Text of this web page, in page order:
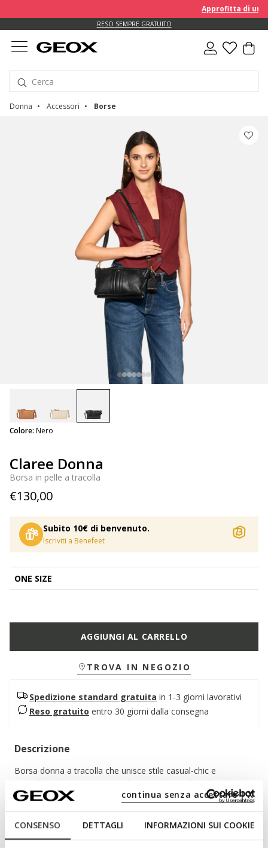
CONSENSO DETTAGLI INFORMAZIONI SUI COOKIE
continua senza accettare | X
Approfitta di un
RESO SEMPRE GRATUITO
Donna Accessori Borse
Claree Donna
Borsa in pelle a tracolla
€130,00
Subito 10€ di benvenuto.
Iscriviti a Benefeet
Colore: Nero
ONE SIZE
AGGIUNGI AL CARRELLO
TROVA IN NEGOZIO
Spedizione standard gratuita in 1-3 giorni lavorativi
Reso gratuito entro 30 giorni dalla consegna
Descrizione
Borsa donna a tracolla che unisce stile casual-chic e
attitudine dinamica. Funzionale e quotidiana, è realizzata in
pelle bottalata ed è qui declinata in un'essenziale variante
nera. Dotata di tre scomparti e diverse tasche interne ed
esterne, Claree è un accessorio ideale per la vita in città e per
l'ufficio.